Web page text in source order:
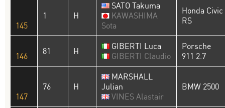
145
1 H
SATO Takuma
KAWASHIMA
Sota
Honda Civic
RS
146 81 H
GIBERTI Luca
GIBERTI Claudio
Porsche
911 2.7
147
76 H
MARSHALL
Julian
VINES Alastair
BMW 2500